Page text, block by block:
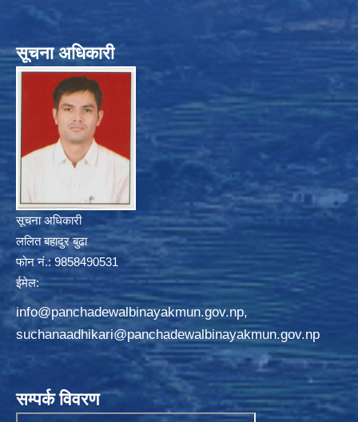
सूचना अधिकारी
सूचना अधिकारी
ललित बहादुर बुढा
फोन नं.: 9858490531
ईमेल:
info@panchadewalbinayakmun.gov.np,
suchanaadhikari@panchadewalbinayakmun.gov.np
सम्पर्क विवरण